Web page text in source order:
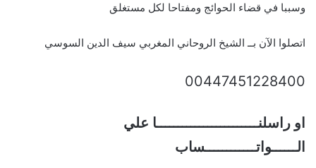
وسببا في قضاء الحوائج ومفتاحا لكل مستغلق
اتصلوا الآن بــ الشيخ الروحاني المغربي سيف الدين السوسي
00447451228400
او راسلنــــــــــــــــــــــــا علي
الــــــواتــــــــــــساب